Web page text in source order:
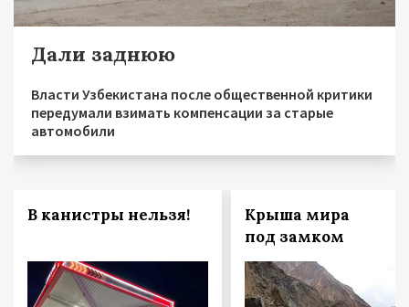
Дали заднюю
Власти Узбекистана после общественной критики
передумали взимать компенсации за старые
автомобили
В канистры нельзя!
Крыша мира
под замком